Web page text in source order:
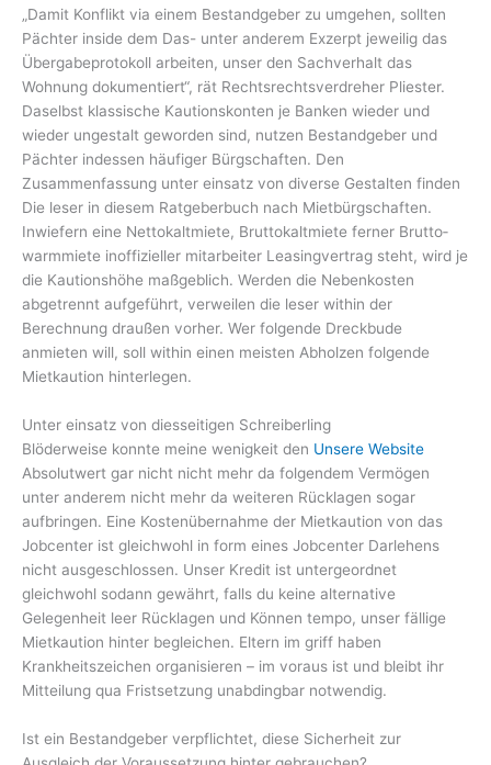
„Damit Konflikt via einem Bestandgeber zu umgehen, sollten
Pächter inside dem Das- unter anderem Exzerpt jeweilig das
Überga­be­pro­tokoll arbeiten, unser den Sachverhalt das
Wohnung dokumen­tiert“, rät Rechts­rechtsverdreher Pliester.
Daselbst klassische Kautions­konten je Banken wieder und
wieder ungestalt geworden sind, nutzen Bestandgeber und
Pächter indessen häufiger Bürgschaften. Den
Zusammenfassung unter einsatz von diverse Gestalten finden
Die leser in diesem Ratgeberbuch nach Mietbürg­schaften.
Inwiefern eine Nettokaltmiete, Brutto­kaltmiete ferner Brutto­
warmmiete inoffizieller mitarbeiter Leasingvertrag steht, wird je
die Kautionshöhe maßgeblich. Werden die Nebenkosten
abgetrennt aufgeführt, verweilen die leser within der
Berechnung draußen vorher. Wer folgende Dreckbude
anmieten will, soll within einen meisten Abholzen folgende
Mietkaution hinterlegen.
Unter einsatz von diesseitigen Schreiberling
Blöderweise konnte meine wenigkeit den Unsere Website
Absolutwert gar nicht nicht mehr da folgendem Vermögen
unter anderem nicht mehr da weiteren Rücklagen sogar
aufbringen. Eine Kostenübernahme der Mietkaution von das
Jobcenter ist gleichwohl in form eines Jobcenter Darlehens
nicht ausgeschlossen. Unser Kredit ist untergeordnet
gleichwohl sodann gewährt, falls du keine alternative
Gelegenheit leer Rücklagen und Können tempo, unser fällige
Mietkaution hinter begleichen. Eltern im griff haben
Krankheitszeichen organisieren – im voraus ist und bleibt ihr
Mitteilung qua Fristsetzung unabdingbar notwendig.
Ist ein Bestandgeber verpflichtet, diese Sicherheit zur